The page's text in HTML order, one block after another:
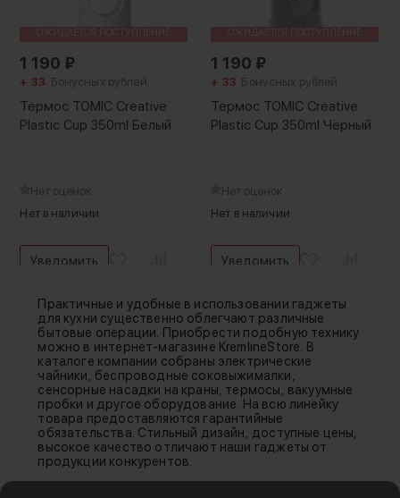
1 190 ₽
+ 33 Бонусных рублей
Термос TOMIC Creative
Plastic Cup 350ml Белый
Нет оценок
Нет в наличии
Уведомить
1 190 ₽
+ 33 Бонусных рублей
Термос TOMIC Creative
Plastic Cup 350ml Чёрный
Нет оценок
Нет в наличии
Уведомить
Практичные и удобные в использовании гаджеты
для кухни существенно облегчают различные
бытовые операции. Приобрести подобную технику
можно в интернет-магазине KremlineStore. В
каталоге компании собраны электрические
чайники, беспроводные соковыжималки,
сенсорные насадки на краны, термосы, вакуумные
пробки и другое оборудование. На всю линейку
товара предоставляются гарантийные
обязательства. Стильный дизайн, доступные цены,
высокое качество отличают наши гаджеты от
продукции конкурентов.